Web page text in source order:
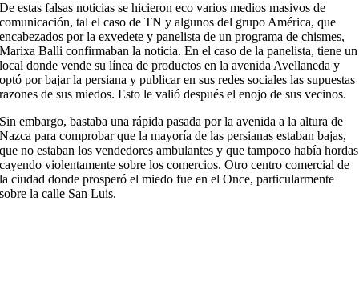
De estas falsas noticias se hicieron eco varios medios masivos de
comunicación, tal el caso de TN y algunos del grupo América, que
encabezados por la exvedete y panelista de un programa de chismes,
Marixa Balli confirmaban la noticia. En el caso de la panelista, tiene un
local donde vende su línea de productos en la avenida Avellaneda y
optó por bajar la persiana y publicar en sus redes sociales las supuestas
razones de sus miedos. Esto le valió después el enojo de sus vecinos.
Sin embargo, bastaba una rápida pasada por la avenida a la altura de
Nazca para comprobar que la mayoría de las persianas estaban bajas,
que no estaban los vendedores ambulantes y que tampoco había hordas
cayendo violentamente sobre los comercios. Otro centro comercial de
la ciudad donde prosperó el miedo fue en el Once, particularmente
sobre la calle San Luis.